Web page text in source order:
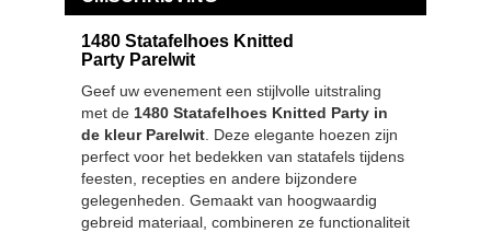
1480 Statafelhoes Knitted
Party Parelwit
Geef uw evenement een stijlvolle uitstraling
met de 1480 Statafelhoes Knitted Party in
de kleur Parelwit . Deze elegante hoezen zijn
perfect voor het bedekken van statafels tijdens
feesten, recepties en andere bijzondere
gelegenheden. Gemaakt van hoogwaardig
gebreid materiaal, combineren ze functionaliteit